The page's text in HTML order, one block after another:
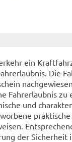
ein
Die
Fahr­erlaub­nis
und
der Si­cher­heit